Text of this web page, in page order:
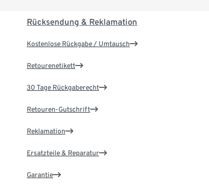
Rücksendung & Reklamation
Kostenlose Rückgabe / Umtausch
Retourenetikett
30 Tage Rückgaberecht
Retouren-Gutschrift
Reklamation
Ersatzteile & Reparatur
Garantie